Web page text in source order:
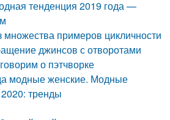
тенденция 2019 года —
примеров цикличности
джинсов с отворотами
о пэтчворке
модные женские. Модные
тренды